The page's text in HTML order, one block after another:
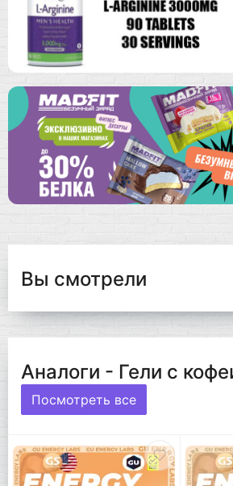
Вы смотрели
Аналоги - Гели с
Посмотреть все